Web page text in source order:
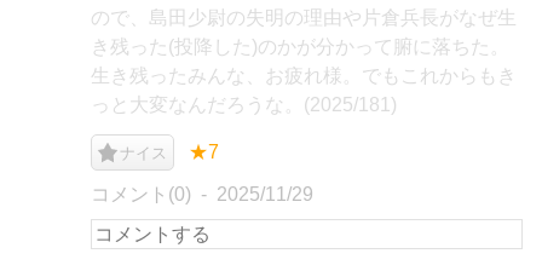
ので、島田少尉の失明の理由や片倉兵長がなぜ生
き残った(投降した)のかが分かって腑に落ちた。
生き残ったみんな、お疲れ様。でもこれからもき
っと大変なんだろうな。(2025/181)
ナイス ★7
コメント(0) 2025/11/29